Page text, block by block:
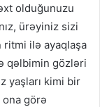
olduğunuzu
ürəyiniz sizi
ritmi ilə ayaqlaşa
qəlbimin gözləri
yaşları kimi bir
görə